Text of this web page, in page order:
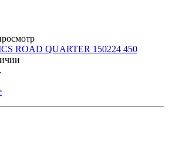
ROAD QUARTER 150224 450